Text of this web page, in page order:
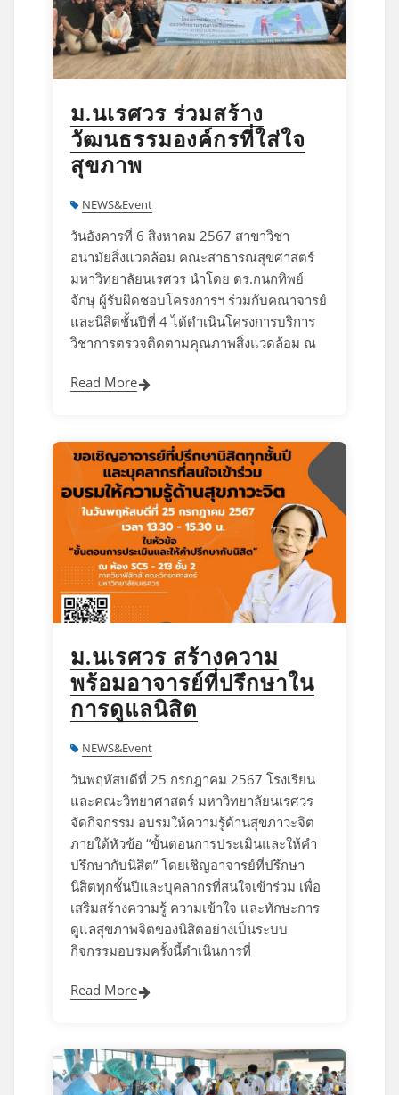
ม.นเรศวร ร่วมสร้าง
วัฒนธรรมองค์กรที่ใส่ใจ
สุขภาพ
NEWS&Event
วันอังคารที่ 6 สิงหาคม 2567 สาขาวิชา
อนามัยสิ่งแวดล้อม คณะสาธารณสุขศาสตร์
มหาวิทยาลัยนเรศวร นำโดย ดร.กนกทิพย์
จักษุ ผู้รับผิดชอบโครงการฯ ร่วมกับคณาจารย์
และนิสิตชั้นปีที่ 4 ได้ดำเนินโครงการบริการ
วิชาการตรวจติดตามคุณภาพสิ่งแวดล้อม ณ
Read More
ม.นเรศวร สร้างความ
พร้อมอาจารย์ที่ปรึกษาใน
การดูแลนิสิต
NEWS&Event
วันพฤหัสบดีที่ 25 กรกฎาคม 2567 โรงเรียน
และคณะวิทยาศาสตร์ มหาวิทยาลัยนเรศวร
จัดกิจกรรม อบรมให้ความรู้ด้านสุขภาวะจิต
ภายใต้หัวข้อ “ขั้นตอนการประเมินและให้คำ
ปรึกษากับนิสิต” โดยเชิญอาจารย์ที่ปรึกษา
นิสิตทุกชั้นปีและบุคลากรที่สนใจเข้าร่วม เพื่อ
เสริมสร้างความรู้ ความเข้าใจ และทักษะการ
ดูแลสุขภาพจิตของนิสิตอย่างเป็นระบบ
กิจกรรมอบรมครั้งนี้ดำเนินการที่
Read More